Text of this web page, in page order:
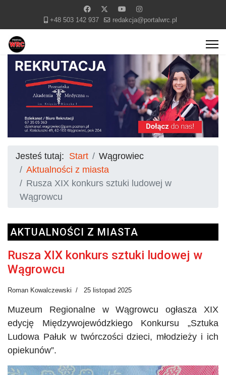
+48 503 142 937 redakcja@portalwrc.pl
Jesteś tutaj: Start
Wągrowiec
Aktualności z miasta
Rusza XIX konkurs sztuki ludowej w
Wągrowcu
AKTUALNOŚCI Z MIASTA
Rusza XIX konkurs sztuki ludowej w
Wągrowcu
Roman Kowalczewski 25 listopad 2025
Muzeum Regionalne w Wągrowcu ogłasza XIX
edycję Międzywojewódzkiego Konkursu „Sztuka
Ludowa Pałuk w twórczości dzieci, młodzieży i ich
opiekunów”.